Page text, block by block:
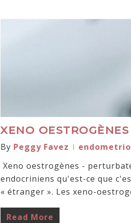
XENO
By Peggy Favez
Xeno oestrogènes -
endocriniens qu'est-ce que
« étranger ». Les xeno-
Read More